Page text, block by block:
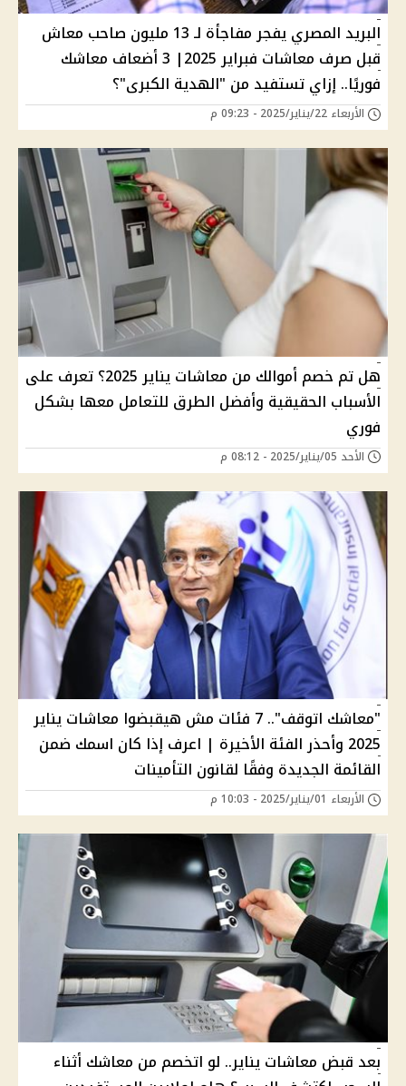
البريد المصري يفجر مفاجأة لـ 13 مليون صاحب معاش
قبل صرف معاشات فبراير 2025| 3 أضعاف معاشك
فوريًا.. إزاي تستفيد من "الهدية الكبرى"؟
الأربعاء 22/يناير/2025 - 09:23 م
هل تم خصم أموالك من معاشات يناير 2025؟ تعرف على
الأسباب الحقيقية وأفضل الطرق للتعامل معها بشكل
فوري
الأحد 05/يناير/2025 - 08:12 م
"معاشك اتوقف".. 7 فئات مش هيقبضوا معاشات يناير
2025 وأحذر الفئة الأخيرة | اعرف إذا كان اسمك ضمن
القائمة الجديدة وفقًا لقانون التأمينات
الأربعاء 01/يناير/2025 - 10:03 م
بعد قبض معاشات يناير.. لو اتخصم من معاشك أثناء